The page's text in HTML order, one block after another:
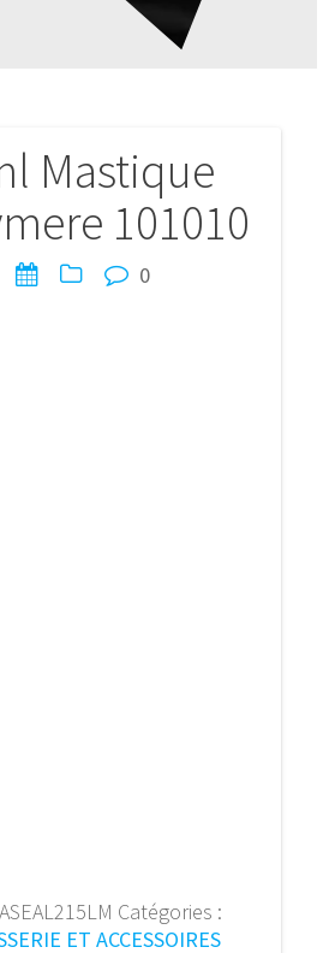
Mastique
101010
0
Catégories :
ET ACCESSOIRES